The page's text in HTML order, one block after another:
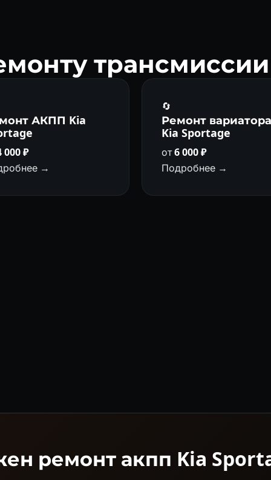
АКПП Kia
000 ₽
→
🔄
Ремонт вариатора
Kia Sportage
от6 000 ₽
Подробнее →
ремонт акпп Kia